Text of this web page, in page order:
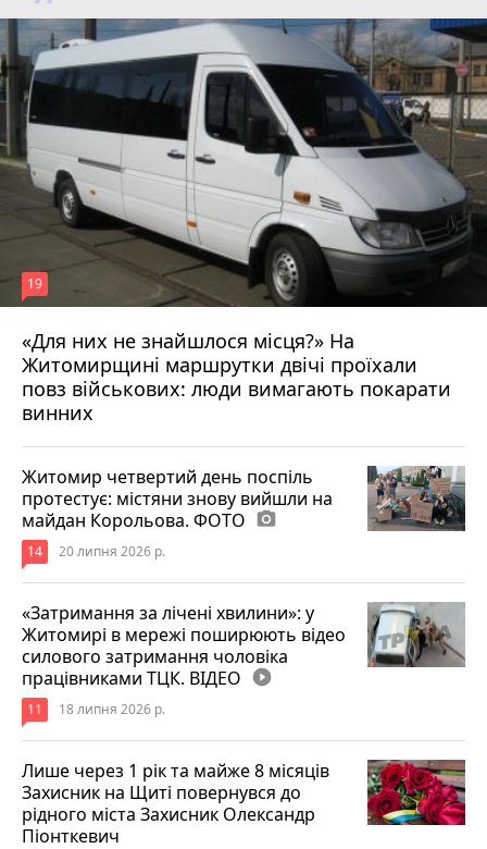
«Для них не знайшлося місця?» На
Житомирщині маршрутки двічі проїхали
повз військових: люди вимагають покарати
винних
19
17 липня 2026 р.
Житомир четвертий день поспіль
протестує: містяни знову вийшли на
майдан Корольова. ФОТО photo_camera
14 20 липня 2026 р.
«Затримання за лічені хвилини»: у
Житомирі в мережі поширюють відео
силового затримання чоловіка
працівниками ТЦК. ВІДЕО play_circle_filled
11 18 липня 2026 р.
Лише через 1 рік та майже 8 місяців
Захисник на Щиті повернувся до
рідного міста Захисник Олександр
Піонткевич